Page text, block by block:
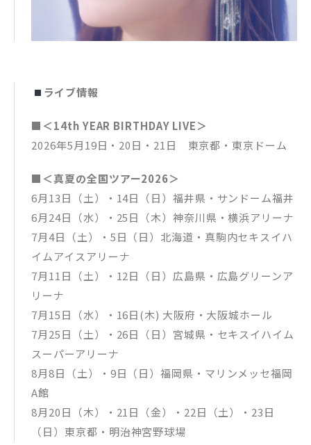
ライブ情報
■＜14th YEAR BIRTHDAY LIVE＞
2026年5月19日・20日・21日 東京都・東京ドーム
■＜真夏の全国ツアー2026＞
6月13日（土）・14日（日）福井県・サンドーム福井
6月24日（水）・25日（木）神奈川県・横浜アリーナ
7月4日（土）・5日（日）北海道・真駒内セキスイハ
イムアイスアリーナ
7月11日（土）・12日（日）広島県・広島グリーンア
リーナ
7月15日（水）・16日(木) 大阪府・大阪城ホール
7月25日（土）・26日（日）宮城県・セキスイハイム
スーパーアリーナ
8月8日（土）・9日（日）福岡県・マリンメッセ福岡
A館
8月20日（木）・21日（金）・22日（土）・23日
（日）東京都・明治神宮野球場